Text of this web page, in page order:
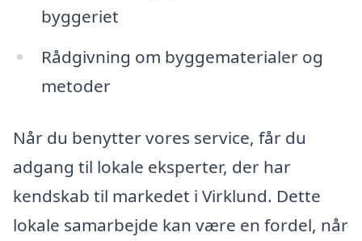
byggeriet
Rådgivning om byggematerialer og
metoder
Når du benytter vores service, får du
adgang til lokale eksperter, der har
kendskab til markedet i Virklund. Dette
lokale samarbejde kan være en fordel, når